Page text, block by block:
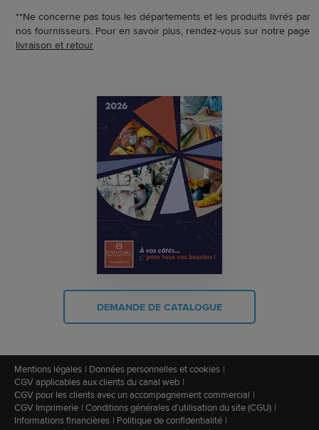
**Ne concerne pas tous les départements et les produits livrés par
nos fournisseurs. Pour en savoir plus, rendez-vous sur notre page
livraison et retour
DEMANDE DE CATALOGUE
Mentions légales
Données personnelles et cookies
CGV applicables aux clients du canal web
CGV pour les clients avec un accompagnement commercial
CGV Imprimerie Conditions générales d'utilisation du site (CGU)
Informations financières
Politique de confidentialité